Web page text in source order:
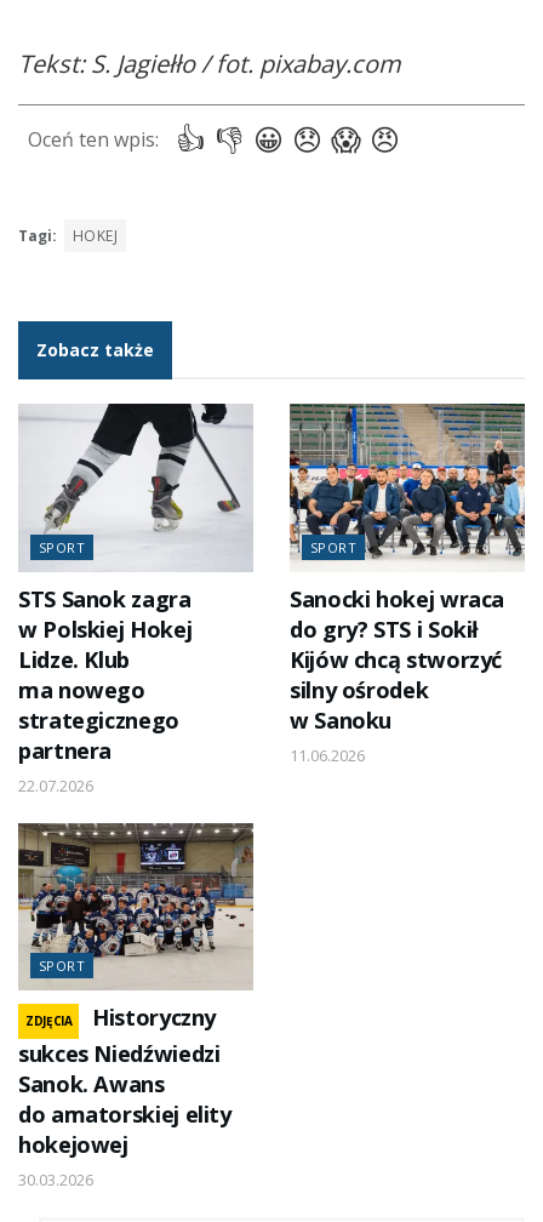
Tekst: S. Jagiełło / fot. pixabay.com
Tagi: HOKEJ
Zobacz także
SPORT
STS Sanok zagra
w Polskiej Hokej
Lidze. Klub
ma nowego
strategicznego
partnera
22.07.2026
SPORT
Sanocki hokej wraca
do gry? STS i Sokił
Kijów chcą stworzyć
silny ośrodek
w Sanoku
11.06.2026
SPORT
ZDJĘCIA
Historyczny
sukces Niedźwiedzi
Sanok. Awans
do amatorskiej elity
hokejowej
30.03.2026